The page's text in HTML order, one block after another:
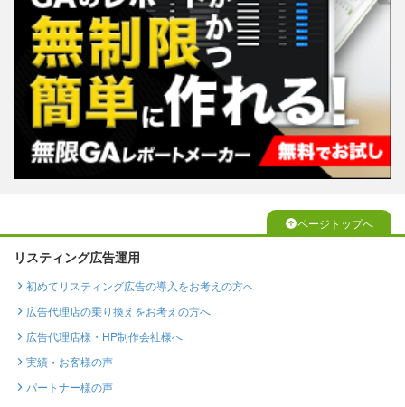
ページトップへ
リスティング広告運用
初めてリスティング広告の導入をお考えの方へ
広告代理店の乗り換えをお考えの方へ
広告代理店様・HP制作会社様へ
実績・お客様の声
パートナー様の声